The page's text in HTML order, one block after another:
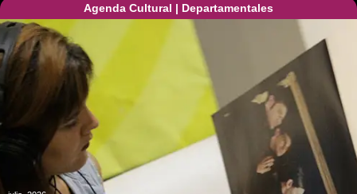
Agenda Cultural | Departamentales